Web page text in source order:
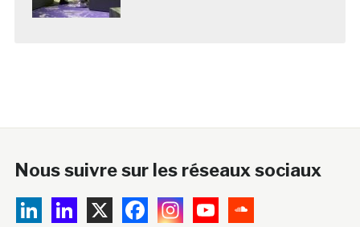
Nous suivre sur les réseaux sociaux